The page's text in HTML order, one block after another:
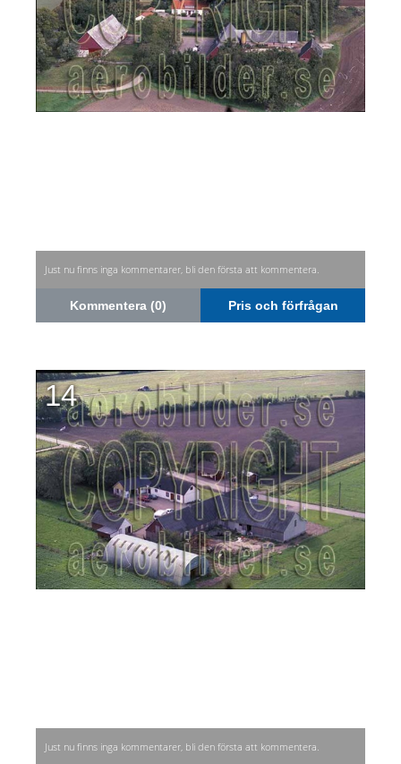
Just nu finns inga kommentarer, bli den första att kommentera.
Kommentera (0) Pris och förfrågan
14
Just nu finns inga kommentarer, bli den första att kommentera.